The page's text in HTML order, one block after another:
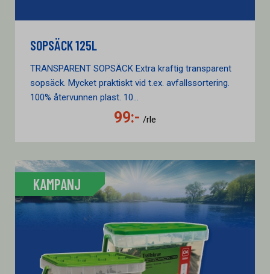
SOPSÄCK 125L
TRANSPARENT SOPSÄCK Extra kraftig transparent
sopsäck. Mycket praktiskt vid t.ex. avfallssortering.
100% återvunnen plast. 10...
99:- /rle
KAMPANJ